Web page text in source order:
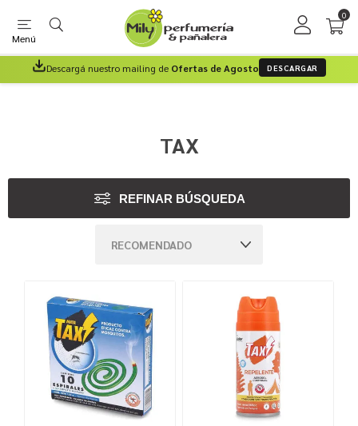
Menú
0
Descargá nuestro mailing de Ofertas de Agosto DESCARGAR
TAX
REFINAR BÚSQUEDA